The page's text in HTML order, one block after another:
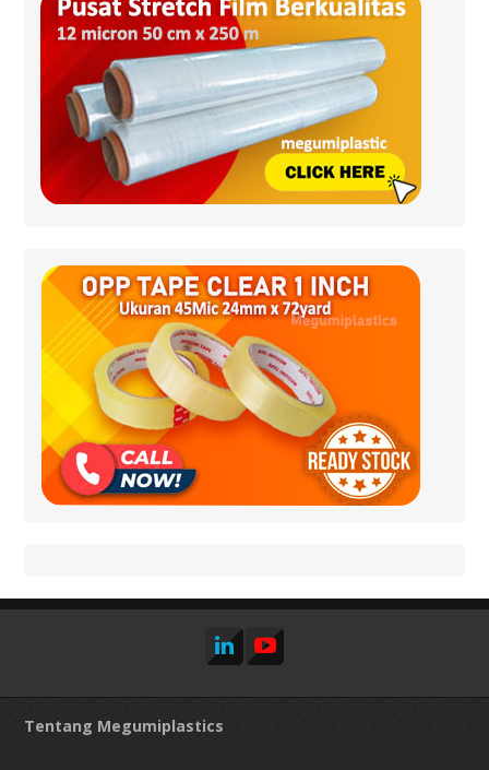
Tentang Megumiplastics